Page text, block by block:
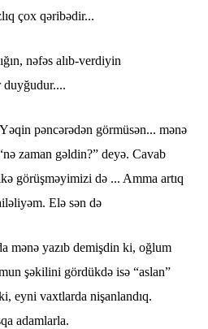
çox qəribədir...
nəfəs alıb-verdiyin
duyğudur....
pəncərədən görmüsən... mənə
zaman gəldin?” deyə. Cavab
görüşməyimizi də ... Amma artıq
Elə sən də
mənə yazıb demişdin ki, oğlum
şəkilini gördükdə isə “aslan”
eyni vaxtlarda nişanlandıq.
adamlarla.